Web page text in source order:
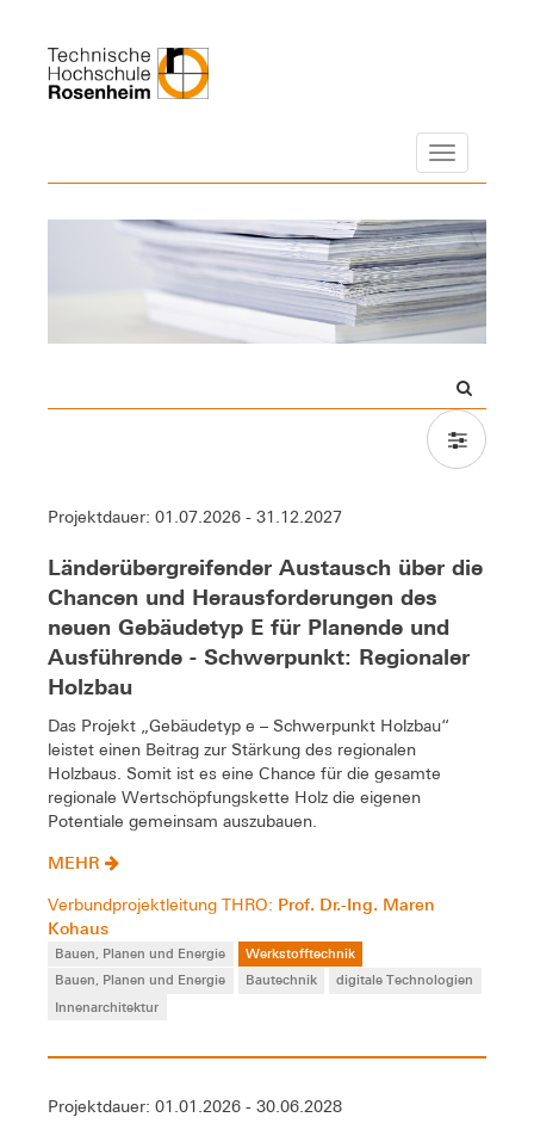
Navigation
Projektdauer: 01.07.2026 - 31.12.2027
Länderübergreifender Austausch über die
Chancen und Herausforderungen des
neuen Gebäudetyp E für Planende und
Ausführende - Schwerpunkt: Regionaler
Holzbau
Das Projekt „Gebäudetyp e – Schwerpunkt Holzbau“
leistet einen Beitrag zur Stärkung des regionalen
Holzbaus. Somit ist es eine Chance für die gesamte
regionale Wertschöpfungskette Holz die eigenen
Potentiale gemeinsam auszubauen.
MEHR
Verbundprojektleitung THRO: Prof. Dr.-Ing. Maren
Kohaus
Bauen, Planen und Energie
Werkstofftechnik
Bauen, Planen und Energie
Bautechnik
digitale Technologien
Innenarchitektur
Projektdauer: 01.01.2026 - 30.06.2028